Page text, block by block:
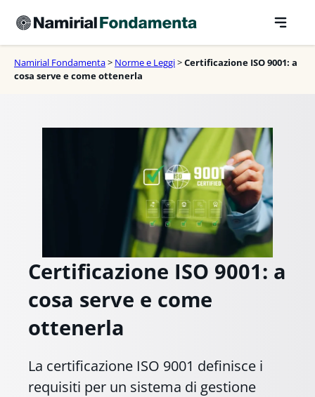
contenuto
Namirial Fondamenta> Norme e Leggi>Certificazione ISO 9001: a
cosa serve e come ottenerla
Certificazione ISO 9001: a
cosa serve e come
ottenerla
La certificazione ISO 9001 definisce i
requisiti per un sistema di gestione